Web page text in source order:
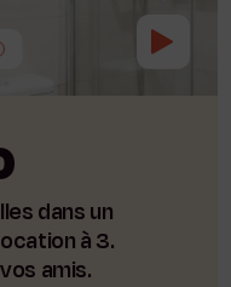
dans un
à 3.
amis.